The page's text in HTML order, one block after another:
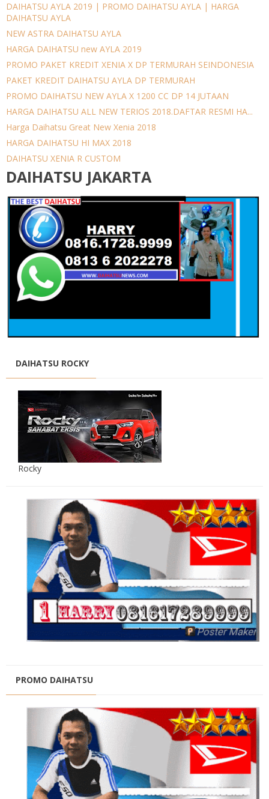
DAIHATSU AYLA 2019 | PROMO DAIHATSU AYLA | HARGA
DAIHATSU AYLA
NEW ASTRA DAIHATSU AYLA
HARGA DAIHATSU new AYLA 2019
PROMO PAKET KREDIT XENIA X DP TERMURAH SEINDONESIA
PAKET KREDIT DAIHATSU AYLA DP TERMURAH
PROMO DAIHATSU NEW AYLA X 1200 CC DP 14 JUTAAN
HARGA DAIHATSU ALL NEW TERIOS 2018.DAFTAR RESMI HA...
Harga Daihatsu Great New Xenia 2018
HARGA DAIHATSU HI MAX 2018
DAIHATSU XENIA R CUSTOM
DAIHATSU JAKARTA
DAIHATSU ROCKY
Rocky
PROMO DAIHATSU